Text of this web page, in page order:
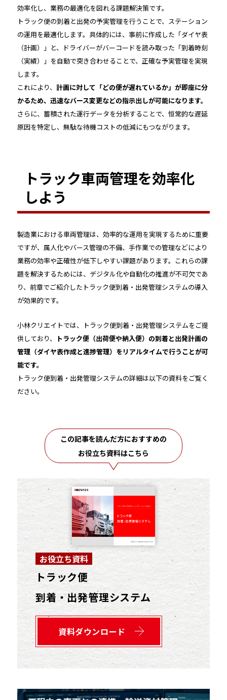
効率化し、業務の最適化を図れる課題解決策です。
トラック便の到着と出発の予実管理を行うことで、ステーション
の運用を最適化します。具体的には、事前に作成した「ダイヤ表
（計画）」と、ドライバーがバーコードを読み取った「到着時刻
（実績）」を自動で突き合わせることで、正確な予実管理を実現
します。
これにより、 計画に対して「どの便が遅れているか」が即座に分
かるため、迅速なバース変更などの指示出しが可能になります。
さらに、蓄積された運行データを分析することで、恒常的な遅延
原因を特定し、無駄な待機コストの低減にもつながります。
トラック車両管理を効率化
しよう
製造業における車両管理は、効率的な運用を実現するために重要
ですが、属人化やバース管理の不備、手作業での管理などにより
業務の効率や正確性が低下しやすい課題があります。これらの課
題を解決するためには、デジタル化や自動化の推進が不可欠であ
り、前章でご紹介したトラック便到着・出発管理システムの導入
が効果的です。
小林クリエイトでは、トラック便到着・出発管理システムをご提
供しており、 トラック便（出荷便や納入便）の到着と出発計画の
管理（ダイヤ表作成と進捗管理）をリアルタイムで行うことが可
能です。
トラック便到着・出発管理システムの詳細は以下の資料をご覧く
ださい。
この記事を読んだ方におすすめの
お役立ち資料はこちら
お役立ち資料
トラック便
到着・出発管理システム
資料ダウンロード